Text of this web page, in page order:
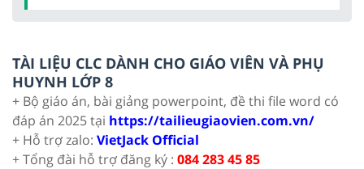
TÀI LIỆU CLC DÀNH CHO GIÁO VIÊN VÀ PHỤ
HUYNH LỚP 8
+ Bộ giáo án, bài giảng powerpoint, đề thi file word có
đáp án 2025 tại https://tailieugiaovien.com.vn/
+ Hỗ trợ zalo: VietJack Official
+ Tổng đài hỗ trợ đăng ký : 084 283 45 85